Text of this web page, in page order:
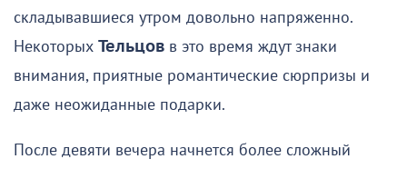
складывавшиеся утром довольно напряженно.
Некоторых Тельцов в это время ждут знаки
внимания, приятные романтические сюрпризы и
даже неожиданные подарки.
После девяти вечера начнется более сложный